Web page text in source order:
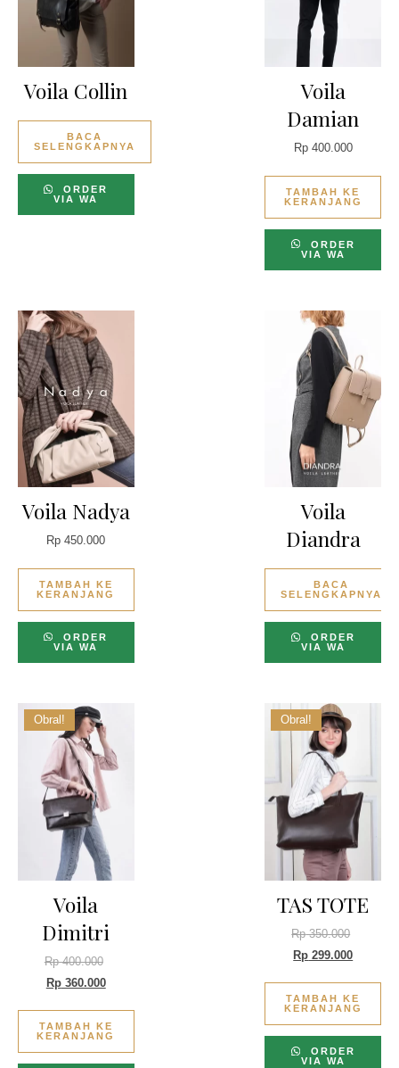
Voila Collin
BACA
SELENGKAPNYA
ORDER
VIA WA
Voila
Damian
Rp400.000
TAMBAH KE
KERANJANG
ORDER
VIA WA
Voila Nadya
Rp 450.000
TAMBAH KE
KERANJANG
ORDER
VIA WA
Voila
Diandra
BACA
SELENGKAPNYA
ORDER
VIA WA
Obral!
Voila
Dimitri
Rp400.000
Rp360.000
TAMBAH KE
KERANJANG
Obral!
TAS TOTE
Rp350.000
Rp 299.000
TAMBAH KE
KERANJANG
ORDER
VIA WA